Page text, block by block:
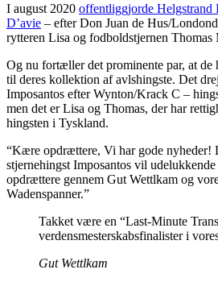
I august 2020 offentliggjorde Helgstrand
D’avie – efter Don Juan de Hus/
rytteren Lisa og fodboldstjernen Thomas
Og nu fortæller det prominente par, at de
til deres kollektion af avlshingste. Det
Imposantos efter Wynton/Krack C –
men det er Lisa og Thomas, der har
hingsten i Tyskland.
“Kære opdrættere, Vi har gode nyheder!
stjernehingst Imposantos vil
opdrættere gennem Gut Wettlkam og
Wadenspanner.”
Takket være en “Last-Minute
verdensmesterskabsfinalister i
Gut Wettlkam